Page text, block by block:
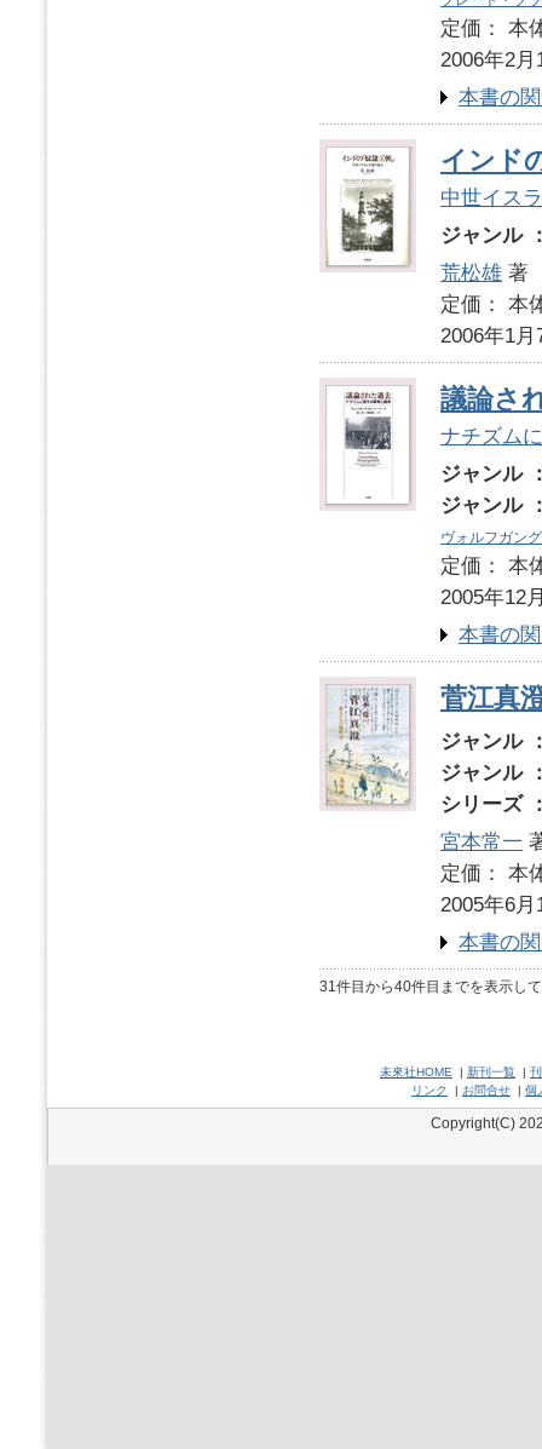
定価：
2006年2月
本書の
インド
中世イス
ジャンル
荒松雄 著
定価：
2006年1月
議論さ
ナチズム
ジャンル
ジャンル
ヴォルフガン
定価：
2005年12
本書の
菅江真
ジャンル
ジャンル
シリーズ
宮本常一
定価：
2005年6月
本書の
31件目から40件目までを表示し
未來社HOME | 新刊一覧 |
リンク
| お問合せ | 個
Copyright(C)